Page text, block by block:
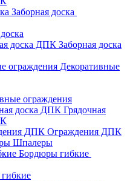
Заборная доска
Заборная доска
Декоративные
ограждения
Грядочная
Ограждения ДПК
Шпалеры
Бордюры гибкие